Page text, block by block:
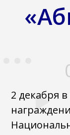
2 декабря